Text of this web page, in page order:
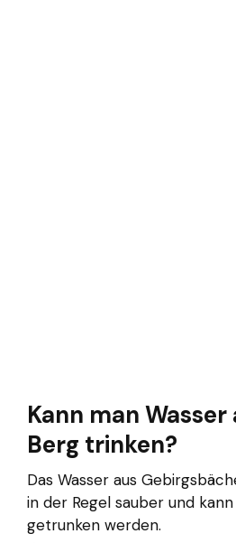
Kann man Wasser
Berg trinken?
Das Wasser aus
in der Regel sauber und
getrunken werden.